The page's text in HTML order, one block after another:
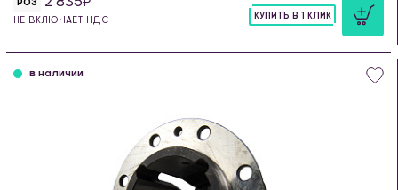
РОЗ
НЕ ВКЛЮЧАЕТ НДС
КУПИТЬ В 1 КЛИК
в наличии